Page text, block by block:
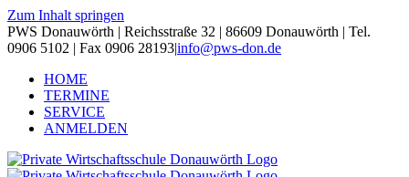
Zum Inhalt springen
PWS Donauwörth | Reichsstraße 32 | 86609 Donauwörth | Tel.
0906 5102 | Fax 0906 28193|info@pws-don.de
HOME
TERMINE
SERVICE
ANMELDEN